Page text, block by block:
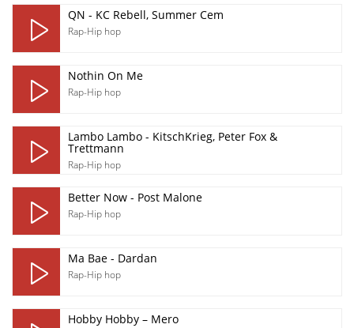
QN - KC Rebell, Summer Cem
Rap-Hip hop
Nothin On Me
Rap-Hip hop
Lambo Lambo - KitschKrieg, Peter Fox &
Trettmann
Rap-Hip hop
Better Now - Post Malone
Rap-Hip hop
Ma Bae - Dardan
Rap-Hip hop
Hobby Hobby – Mero